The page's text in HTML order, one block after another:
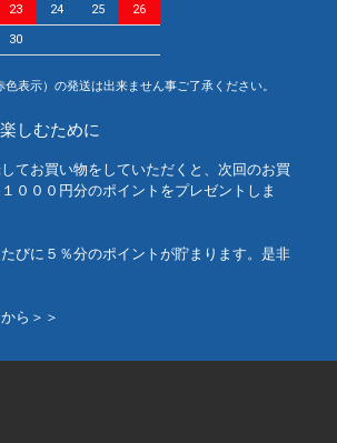
23 24 25 26
30
表示）の発送は出来ません事ご了承ください。
しむために
てお買い物をしていただくと、次回のお買
０００円分のポイントをプレゼントしま
びに５％分のポイントが貯まります。是非
ら＞＞